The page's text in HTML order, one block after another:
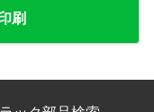
刷